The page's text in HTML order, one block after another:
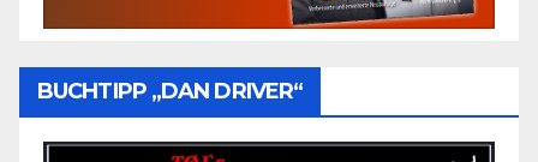
BUCHTIPP „DAN DRIVER“